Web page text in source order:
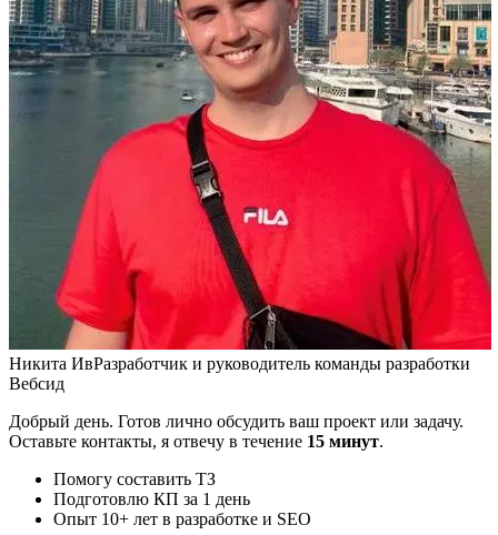
Никита ИвРазработчик и руководитель команды разработки
Вебсид
Добрый день. Готов лично обсудить ваш проект или задачу.
Оставьте контакты, я отвечу в течение 15 минут.
Помогу составить ТЗ
Подготовлю КП за 1 день
Опыт 10+ лет в разработке и SEO